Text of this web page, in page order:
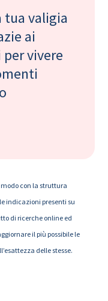
tua valigia
ai
vivere
con la struttura
indicazioni presenti su
di ricerche online ed
il più possibile le
delle stesse.